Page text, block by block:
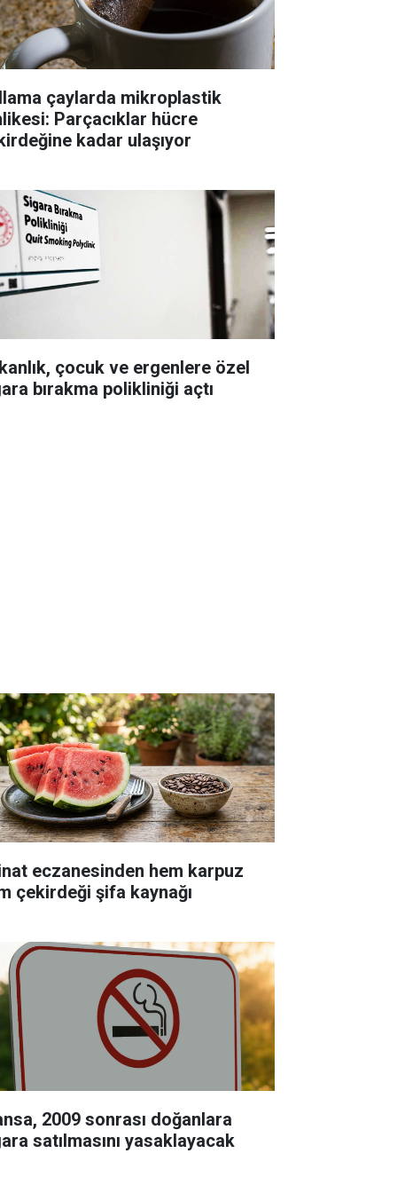
çaylarda mikroplastik
Parçacıklar hücre
kadar ulaşıyor
çocuk ve ergenlere özel
bırakma polikliniği açtı
eczanesinden hem karpuz
çekirdeği şifa kaynağı
2009 sonrası doğanlara
satılmasını yasaklayacak